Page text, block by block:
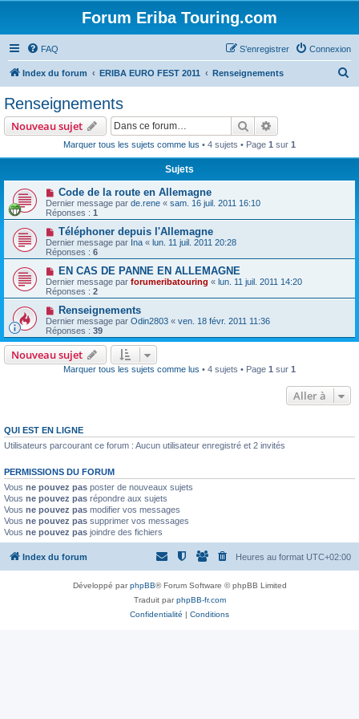
Forum Eriba Touring.com
FAQ Connexion
S’enregistrer
Index du forum ERIBA EURO FEST 2011 Renseignements
Renseignements
Nouveau sujet Rechercher
Marquer tous les sujets comme lus • 4 sujets • Page 1 sur 1
Sujets
Code de la route en Allemagne
Dernier message par de.rene « sam. 16 juil. 2011 16:10
Réponses : 1
Téléphoner depuis l'Allemagne
Dernier message par Ina « lun. 11 juil. 2011 20:28
Réponses : 6
EN CAS DE PANNE EN ALLEMAGNE
Dernier message par forumeribatouring « lun. 11 juil. 2011 14:20
Réponses : 2
Renseignements
Dernier message par Odin2803 « ven. 18 févr. 2011 11:36
Réponses : 39
Nouveau sujet
Marquer tous les sujets comme lus • 4 sujets • Page 1 sur 1
Aller à
QUI EST EN LIGNE
Utilisateurs parcourant ce forum : Aucun utilisateur enregistré et 2 invités
PERMISSIONS DU FORUM
Vous ne pouvez pas poster de nouveaux sujets
Vous ne pouvez pas répondre aux sujets
Vous ne pouvez pas modifier vos messages
Vous ne pouvez pas supprimer vos messages
Vous ne pouvez pas joindre des fichiers
Index du forum Heures au format UTC+02:00
Développé parphpBB® Forum Software © phpBB Limited
Traduit parphpBB-fr.com
Confidentialité | Conditions